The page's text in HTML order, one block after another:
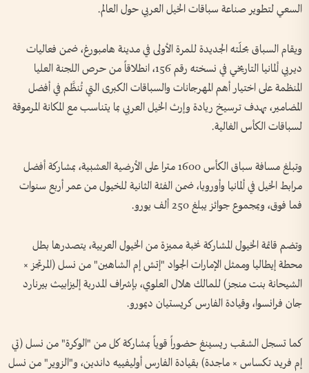
السعي لتطوير صناعة سباقات الخيل العربي حول العالم.
ويقام السباق بحلّته الجديدة للمرة الأولى في مدينة هامبورغ، ضمن فعاليات
ديربي ألمانيا التاريخي في نسخته رقم 156، انطلاقاً من حرص اللجنة العليا
المنظمة على اختيار أهم المهرجانات والسباقات الكبرى التي تُنظَّم في أفضل
المضامير، بهدف ترسيخ ريادة وإرث الخيل العربي بما يتناسب مع المكانة المرموقة
لسباقات الكأس الغالية.
وتبلغ مسافة سباق الكأس 1600 مترا على الأرضية العشبية، بمشاركة أفضل
مرابط الخيل في ألمانيا وأوروبا، ضمن الفئة الثانية للخيول من عمر أربع سنوات
فما فوق، وبمجموع جوائز يبلغ 250 ألف يورو.
وتضم قائمة الخيول المشاركة نخبة مميزة من الخيول العربية، يتصدرها بطل
محطة إيطاليا وممثل الإمارات الجواد "إتش إم الشاهين" من نسل (المرتجز ×
الشيحانة بنت منجز) للمالك هلال العلوي، بإشراف المدربة إليزابيث بيرنارد
جان فرانسوا، وقيادة الفارس كريستيان ديمورو.
كما تسجل الشقب ريسينغ حضوراً قوياً بمشاركة كل من "الوكرة" من نسل (تي
إم فريد تكساس × ماجدة) بقيادة الفارس أوليفييه داندين، و"الزوير" من نسل